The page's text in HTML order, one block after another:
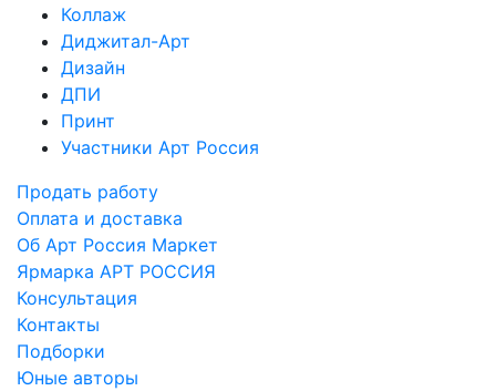
Коллаж
Диджитал-Арт
Дизайн
ДПИ
Принт
Участники Арт Россия
Продать работу
Оплата и доставка
Об Арт Россия Маркет
Ярмарка АРТ РОССИЯ
Консультация
Контакты
Подборки
Юные авторы